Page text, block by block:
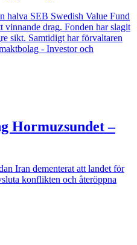
halva SEB Swedish Value Fund
vinnande drag. Fonden har slagit
sikt. Samtidigt har förvaltaren
- Investor och
Hormuzsundet –
Iran dementerat att landet för
konflikten och återöppna